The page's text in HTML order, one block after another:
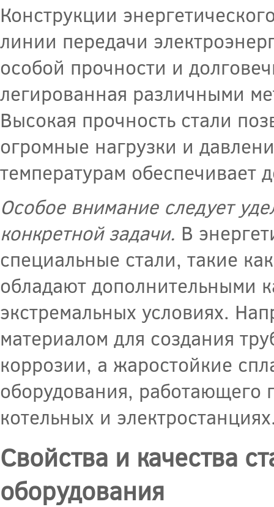
Конструкции
линии передачи
особой прочности и
легированная различными
Высокая прочность стали
огромные нагрузки и
температурам обеспечивает
Особое внимание следует
конкретной задачи. В
специальные стали, такие
обладают дополнительными
экстремальных условиях.
материалом для создания
коррозии, а жаростойкие
оборудования, работающего
котельных и
Свойства и качества
оборудования